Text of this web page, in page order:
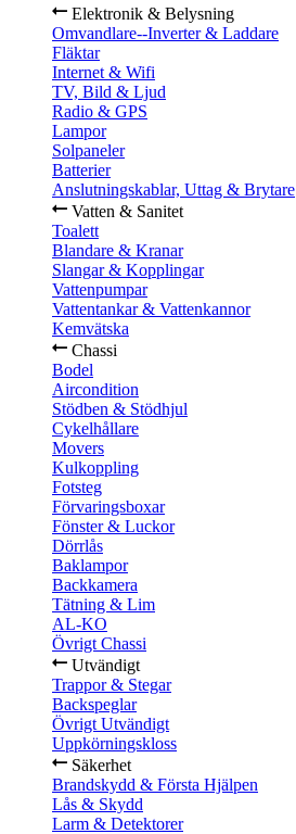
Elektronik & Belysning
Omvandlare--Inverter & Laddare
Fläktar
Internet & Wifi
TV, Bild & Ljud
Radio & GPS
Lampor
Solpaneler
Batterier
Anslutningskablar, Uttag & Brytare
Vatten & Sanitet
Toalett
Blandare & Kranar
Slangar & Kopplingar
Vattenpumpar
Vattentankar & Vattenkannor
Kemvätska
Chassi
Bodel
Aircondition
Stödben & Stödhjul
Cykelhållare
Movers
Kulkoppling
Fotsteg
Förvaringsboxar
Fönster & Luckor
Dörrlås
Baklampor
Backkamera
Tätning & Lim
AL-KO
Övrigt Chassi
Utvändigt
Trappor & Stegar
Backspeglar
Övrigt Utvändigt
Uppkörningskloss
Säkerhet
Brandskydd & Första Hjälpen
Lås & Skydd
Larm & Detektorer